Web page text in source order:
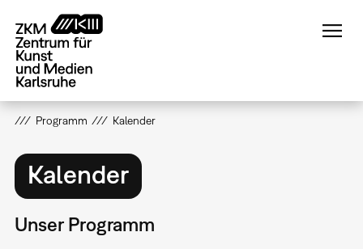
zum
Inhalt
Programm Kalender
Kalender
Unser Programm